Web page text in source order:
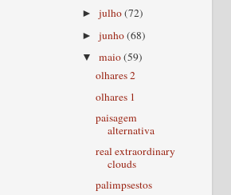
►julho(72)
►junho(68)
▼maio(59)
olhares 2
olhares 1
paisagem
alternativa
real extraordinary
clouds
palimpsestos